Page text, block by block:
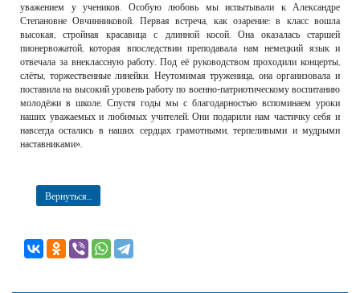
уважением у учеников. Особую любовь мы испытывали к Александре
Степановне Овчинниковой. Первая встреча, как озарение: в класс вошла
высокая, стройная красавица с длинной косой. Она оказалась старшей
пионервожатой, которая впоследствии преподавала нам немецкий язык и
отвечала за внеклассную работу. Под её руководством проходили концерты,
слёты, торжественные линейки. Неутомимая труженица, она организовала и
поставила на высокий уровень работу по военно-патриотическому воспитанию
молодёжи в школе. Спустя годы мы с благодарностью вспоминаем уроки
наших уважаемых и любимых учителей. Они подарили нам частичку себя и
навсегда остались в наших сердцах грамотными, терпеливыми и мудрыми
наставниками».
Вернуться...